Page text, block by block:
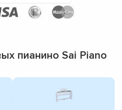
пианино Sai Piano